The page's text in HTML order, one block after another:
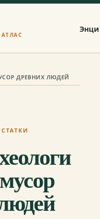
ДРЕВНИХ ЛЮДЕЙ